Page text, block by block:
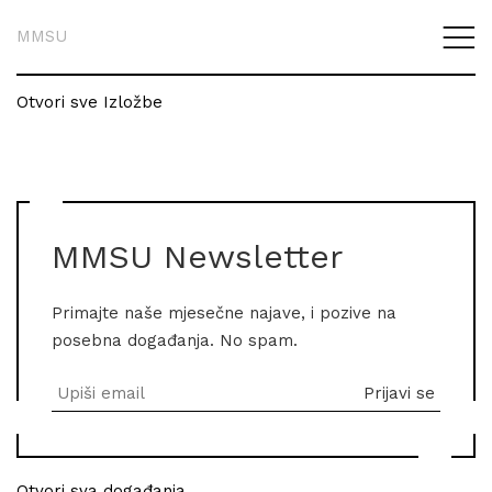
MMSU
Otvori sve Izložbe
MMSU Newsletter
Primajte naše mjesečne najave, i pozive na
posebna događanja. No spam.